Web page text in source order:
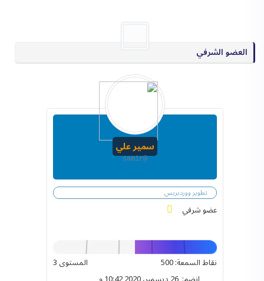
العضو الشرفي
سمير علي
@samir
تطوير ووردبريس
عضو شرفي
نقاط السمعة: 500
المستوى 3